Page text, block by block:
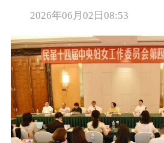
2026年06月02日08:53